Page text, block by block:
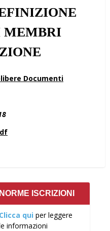
MEMBRI
Documenti
NORME ISCRIZIONI
Clicca qui per leggere
informazioni